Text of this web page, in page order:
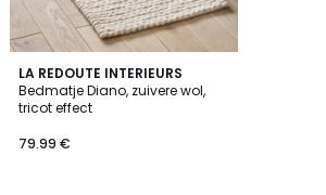
LA REDOUTE INTERIEURS
Bedmatje Diano, zuivere wol,
tricot effect
79.99 €
4.5
/ 5